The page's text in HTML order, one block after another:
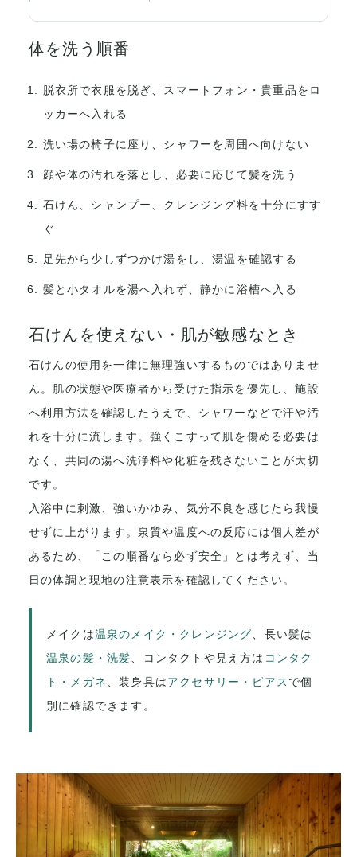
体を洗う順番
脱衣所で衣服を脱ぎ、スマートフォン・貴重品をロ
ッカーへ入れる
洗い場の椅子に座り、シャワーを周囲へ向けない
顔や体の汚れを落とし、必要に応じて髪を洗う
石けん、シャンプー、クレンジング料を十分にすす
ぐ
足先から少しずつかけ湯をし、湯温を確認する
髪と小タオルを湯へ入れず、静かに浴槽へ入る
石けんを使えない・肌が敏感なとき
石けんの使用を一律に無理強いするものではありませ
ん。肌の状態や医療者から受けた指示を優先し、施設
へ利用方法を確認したうえで、シャワーなどで汗や汚
れを十分に流します。強くこすって肌を傷める必要は
なく、共同の湯へ洗浄料や化粧を残さないことが大切
です。
入浴中に刺激、強いかゆみ、気分不良を感じたら我慢
せずに上がります。泉質や温度への反応には個人差が
あるため、「この順番なら必ず安全」とは考えず、当
日の体調と現地の注意表示を確認してください。
メイクは温泉のメイク・クレンジング 、長い髪は
温泉の髪・洗髪 、コンタクトや見え方は コンタク
ト・メガネ
、装身具はアクセサリー・ピアス で個
別に確認できます。